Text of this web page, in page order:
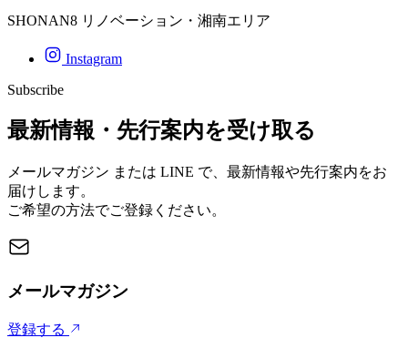
SHONAN8 リノベーション・湘南エリア
Instagram
Subscribe
最新情報・先行案内を受け取る
メールマガジン または LINE で、最新情報や先行案内をお
届けします。
ご希望の方法でご登録ください。
メールマガジン
登録する